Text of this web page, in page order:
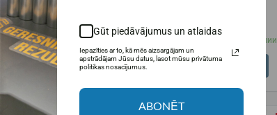
46,95€
Товар в наличии
В КОРЗИНУ
Товар в наличии
В КОРЗИНУ
Gūt piedāvājumus un atlaidas
Iepazīties ar to, kā mēs aizsargājam un
apstrādājam Jūsu datus, lasot mūsu privātuma
politikas nosacījumus.
ABONĒT